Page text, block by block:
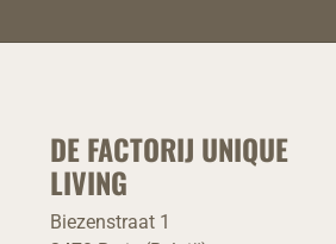
DE FACTORIJ UNIQUE
LIVING
Biezenstraat 1